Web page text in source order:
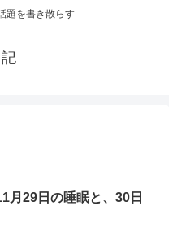
題を書き散らす
月29日の睡眠と、30日